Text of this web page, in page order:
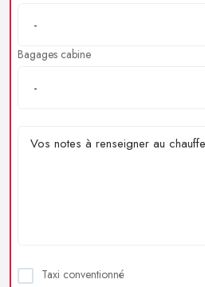
Bagages cabine
Taxi conventionné